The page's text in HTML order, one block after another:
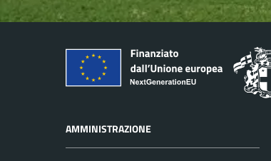
AMMINISTRAZIONE